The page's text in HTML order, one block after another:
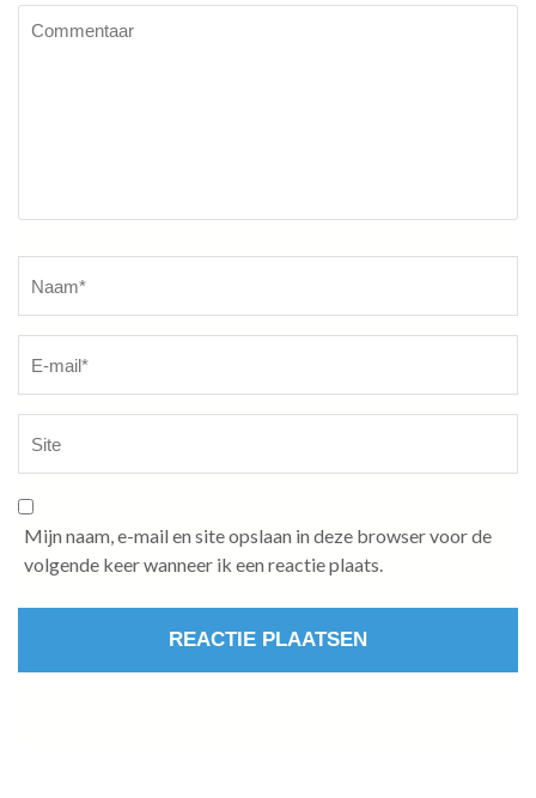
Mijn naam, e-mail en site opslaan in deze browser voor de
volgende keer wanneer ik een reactie plaats.